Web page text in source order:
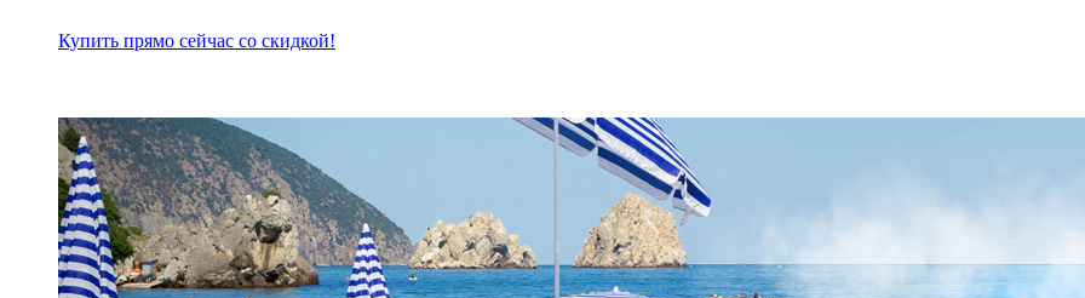
Купить прямо сейчас со скидкой!